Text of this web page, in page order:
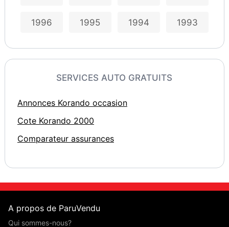
1996 1995 1994 1993
SERVICES AUTO GRATUITS
Annonces Korando occasion
Cote Korando 2000
Comparateur assurances
A propos de ParuVendu
Qui sommes-nous?